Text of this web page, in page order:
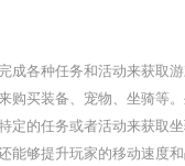
成各种任务和活动来获取
购买装备、宠物、坐骑等
定的任务或者活动来获取
能够提升玩家的移动速度